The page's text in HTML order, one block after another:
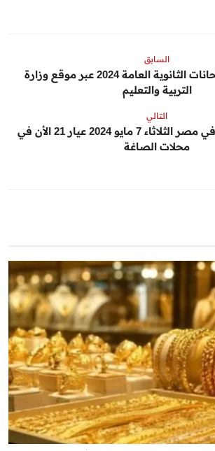
السابق
ارقام جلوس امتحانات الثانوية العامة 2024 عبر موقع وزارة
التربية والتعليم
التالي
سعر الذهب اليوم في مصر الثلاثاء 7 مايو 2024 عيار 21 الأن في
محلات الصاغة